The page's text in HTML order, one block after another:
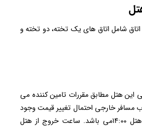
هتل شهریار دارای ۲۰۰ اتاق شامل اتاق های یک تخته، دو تخته و
این هتل مطابق مقررات تامین کننده می
مسافر خارجی احتمال تغییر قیمت وجود
دارد. ساعت ورود به هتل ۱۴:00می باشد. ساعت خروج از هتل